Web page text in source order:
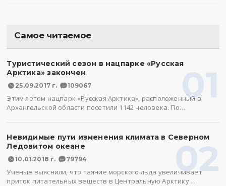
Самое читаемое
01
Туристический сезон в нацпарке «Русская
Арктика» закончен
25.09.2017 г. 109067
Этим летом нацпарк «Русская Арктика», расположенный в
Архангельской области посетили 1142 человека. По…
02
Невидимые пути изменения климата в Северном
Ледовитом океане
10.01.2018 г. 79794
Ученые выяснили, что таяние морского льда увеличивает
приток питательных веществ в Центральную Арктику…